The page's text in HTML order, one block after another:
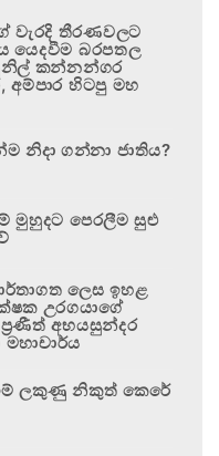
වැරදි තීරණවලට
යෙදවීම බරපතල
කන්නන්ගර
හිටපු මහ
නිදා ගන්නා ජාතිය?
මුහුදට පෙරලීම සුළු
ලෙස ඉහළ
උරගයාගේ
අභයසුන්දර
ලකුණු නිකුත් කෙරේ